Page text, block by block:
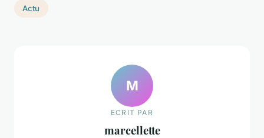
Actu
M
ECRIT PAR
marcellette